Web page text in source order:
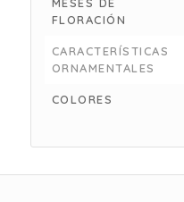
FLORACIÓN
CARACTERÍSTICAS
ORNAMENTALES
COLORES